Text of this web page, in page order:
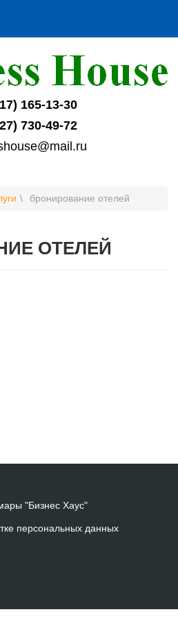
165-13-30
730-49-72
бронирование отелей
ОТЕЛЕЙ
"Бизнес Хаус"
персональных данных